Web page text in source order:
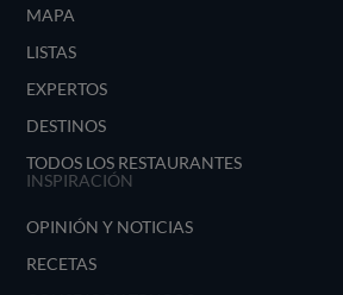
MAPA
LISTAS
EXPERTOS
DESTINOS
TODOS LOS RESTAURANTES
INSPIRACIÓN
OPINIÓN Y NOTICIAS
RECETAS